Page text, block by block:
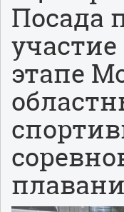
Посада
этапе